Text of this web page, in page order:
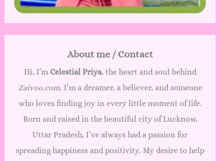
About me / Contact
Hi, I’m Celestial Priya, the heart and soul behind
Zaivoo.com. I’m a dreamer, a believer, and someone
who loves finding joy in every little moment of life.
Born and raised in the beautiful city of Lucknow,
Uttar Pradesh, I’ve always had a passion for
spreading happiness and positivity. My desire to help